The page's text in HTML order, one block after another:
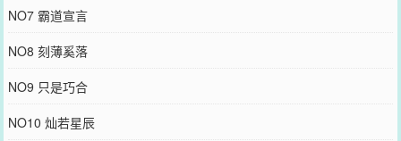
NO7 霸道宣言
NO8 刻薄奚落
NO9 只是巧合
NO10 灿若星辰